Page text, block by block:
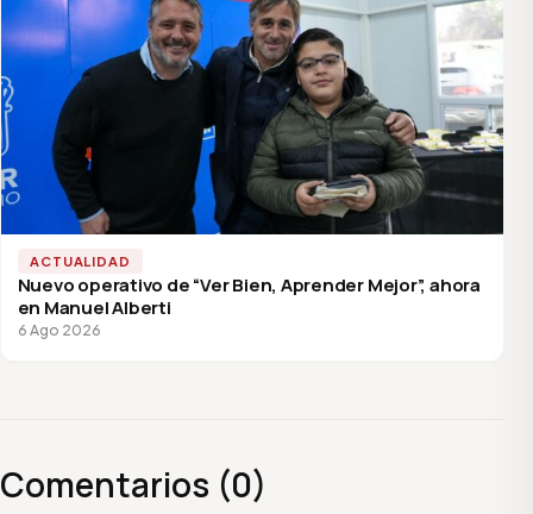
ACTUALIDAD
Nuevo operativo de “Ver Bien, Aprender Mejor”, ahora
en Manuel Alberti
6 Ago 2026
Comentarios (0)